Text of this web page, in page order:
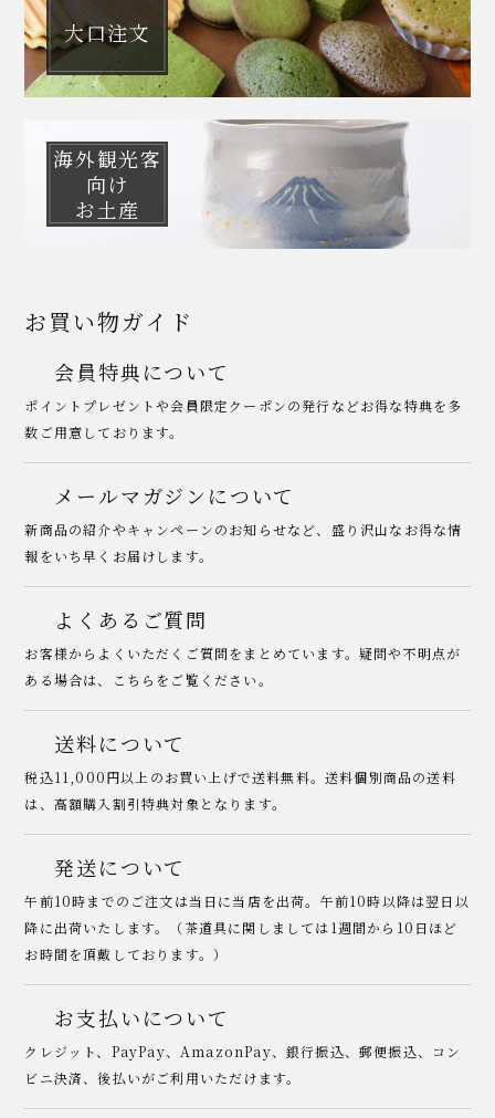
大口注文
海外観光客
向け
お土産
お買い物ガイド
会員特典について
ポイントプレゼントや会員限定クーポンの発行などお得な特典を多
数ご用意しております。
メールマガジンについて
新商品の紹介やキャンペーンのお知らせなど、盛り沢山なお得な情
報をいち早くお届けします。
よくあるご質問
お客様からよくいただくご質問をまとめています。疑問や不明点が
ある場合は、こちらをご覧ください。
送料について
税込11,000円以上のお買い上げで送料無料。送料個別商品の送料
は、高額購入割引特典対象となります。
発送について
午前10時までのご注文は当日に当店を出荷。午前10時以降は翌日以
降に出荷いたします。（茶道具に関しましては1週間から10日ほど
お時間を頂戴しております。）
お支払いについて
クレジット、PayPay、AmazonPay、銀行振込、郵便振込、コン
ビニ決済、後払いがご利用いただけます。